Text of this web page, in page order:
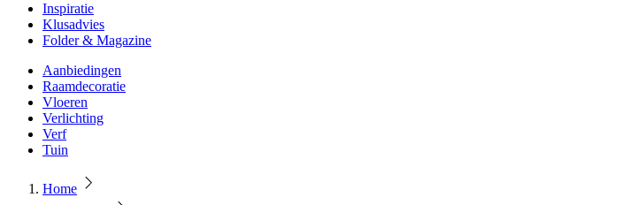
Inspiratie
Klusadvies
Folder & Magazine
Aanbiedingen
Raamdecoratie
Vloeren
Verlichting
Verf
Tuin
Home